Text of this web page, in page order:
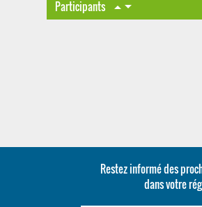
Participants arrow_drop_uparrow_drop_down
Restez informé des
dans votre